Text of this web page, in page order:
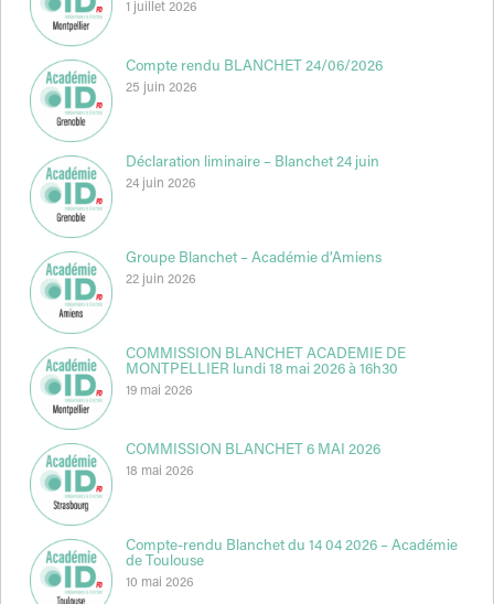
1 juillet 2026
Compte rendu BLANCHET 24/06/2026
25 juin 2026
Déclaration liminaire – Blanchet 24 juin
24 juin 2026
Groupe Blanchet – Académie d’Amiens
22 juin 2026
COMMISSION BLANCHET ACADEMIE DE
MONTPELLIER lundi 18 mai 2026 à 16h30
19 mai 2026
COMMISSION BLANCHET 6 MAI 2026
18 mai 2026
Compte-rendu Blanchet du 14 04 2026 – Académie
de Toulouse
10 mai 2026